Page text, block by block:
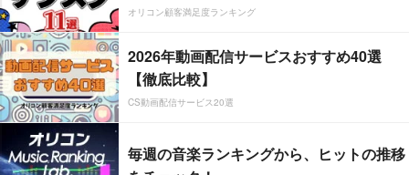
オリコン顧客満足度ランキング
2026年動画配信サービスおすすめ40選
【徹底比較】
CS動画配信サービス20選
毎週の音楽ランキングから、ヒットの推移